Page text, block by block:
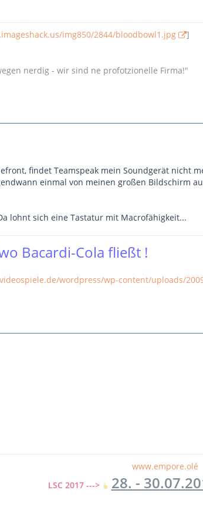
img850/2844/bloodbowl1.jpg ]
nerdig - wir sind ne profotzionelle Firma!"
findet Teamspeak mein Soundgerät nicht
einmal von meinen großen Bildschirm
lohnt sich eine Tastatur mit Macrofähigkeit...
Bacardi-Cola fließt !
wordpress/wp-content/uploads/
www.empore.olé
LSC 2017 --->
28. -